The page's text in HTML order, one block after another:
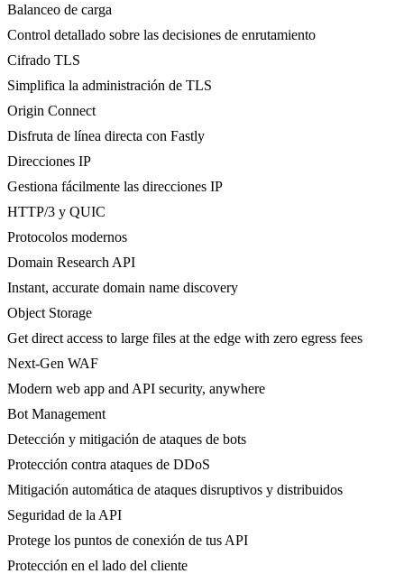
Balanceo de carga
Control detallado sobre las decisiones de enrutamiento
Cifrado TLS
Simplifica la administración de TLS
Origin Connect
Disfruta de línea directa con Fastly
Direcciones IP
Gestiona fácilmente las direcciones IP
HTTP/3 y QUIC
Protocolos modernos
Domain Research API
Instant, accurate domain name discovery
Object Storage
Get direct access to large files at the edge with zero egress fees
Next-Gen WAF
Modern web app and API security, anywhere
Bot Management
Detección y mitigación de ataques de bots
Protección contra ataques de DDoS
Mitigación automática de ataques disruptivos y distribuidos
Seguridad de la API
Protege los puntos de conexión de tus API
Protección en el lado del cliente